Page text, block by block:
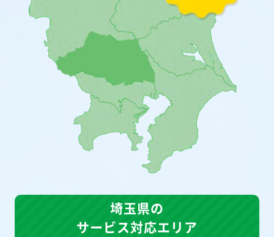
埼玉県の
サービス対応エリア